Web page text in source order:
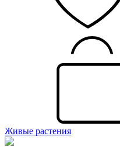
Живые растения